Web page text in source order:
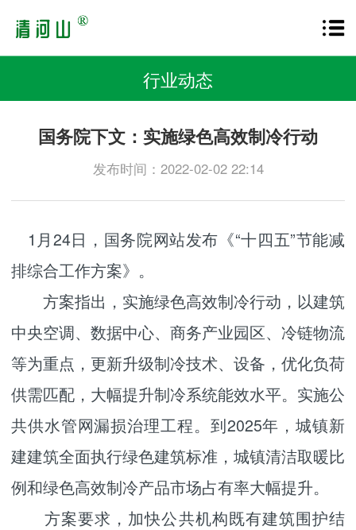
行业动态
国务院下文：实施绿色高效制冷行动
发布时间：2022-02-02 22:14
1月24日，国务院网站发布《“十四五”节能减
排综合工作方案》。
方案指出，实施绿色高效制冷行动，以建筑
中央空调、数据中心、商务产业园区、冷链物流
等为重点，更新升级制冷技术、设备，优化负荷
供需匹配，大幅提升制冷系统能效水平。实施公
共供水管网漏损治理工程。到2025年，城镇新
建建筑全面执行绿色建筑标准，城镇清洁取暖比
例和绿色高效制冷产品市场占有率大幅提升。
方案要求，加快公共机构既有建筑围护结